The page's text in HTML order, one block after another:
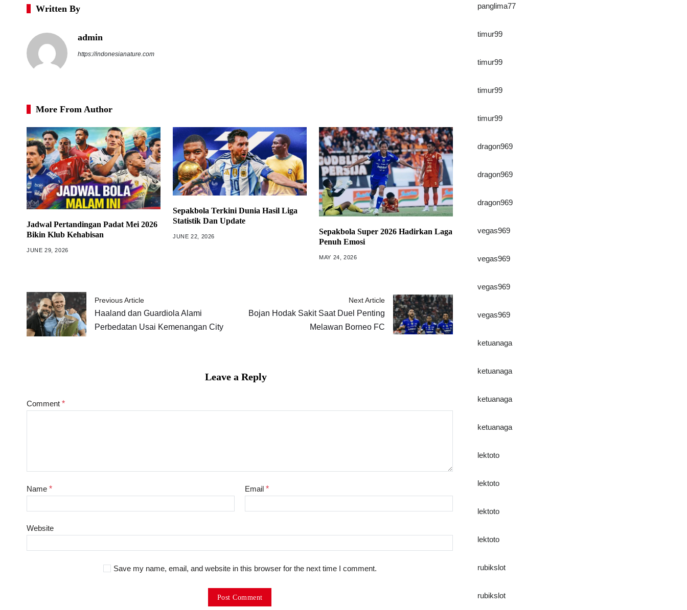
Written By
admin
https://indonesianature.com
More From Author
Jadwal Pertandingan Padat Mei 2026
Bikin Klub Kehabisan
JUNE 29, 2026
Sepakbola Terkini Dunia Hasil Liga
Statistik Dan Update
JUNE 22, 2026
Sepakbola Super 2026 Hadirkan Laga
Penuh Emosi
MAY 24, 2026
Previous Article
Haaland dan Guardiola Alami
Perbedatan Usai Kemenangan City
Next Article
Bojan Hodak Sakit Saat Duel Penting
Melawan Borneo FC
Leave a Reply
Comment *
Name * Email*
Website
Save my name, email, and website in this browser for the next time I comment.
panglima77
timur99
timur99
timur99
timur99
dragon969
dragon969
dragon969
vegas969
vegas969
vegas969
vegas969
ketuanaga
ketuanaga
ketuanaga
ketuanaga
lektoto
lektoto
lektoto
lektoto
rubikslot
rubikslot